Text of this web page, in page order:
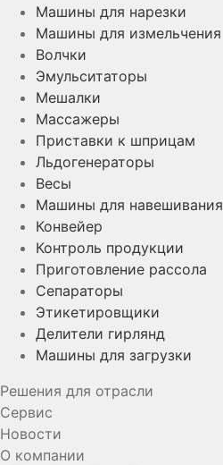
Машины для нарезки
Машины для измельчения
Волчки
Эмульситаторы
Мешалки
Массажеры
Приставки к шприцам
Льдогенераторы
Весы
Машины для навешивания
Конвейер
Контроль продукции
Приготовление рассола
Сепараторы
Этикетировщики
Делители гирлянд
Машины для загрузки
Решения для отрасли
Сервис
Новости
О компании